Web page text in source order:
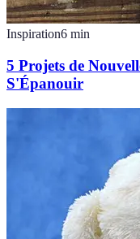
Inspiration6 min
5 Projets de
S'Épanouir